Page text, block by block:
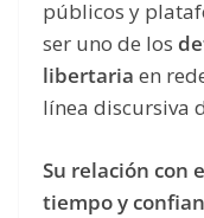
públicos y
ser uno de los
libertaria en
línea discursiva
Su relación con
tiempo y